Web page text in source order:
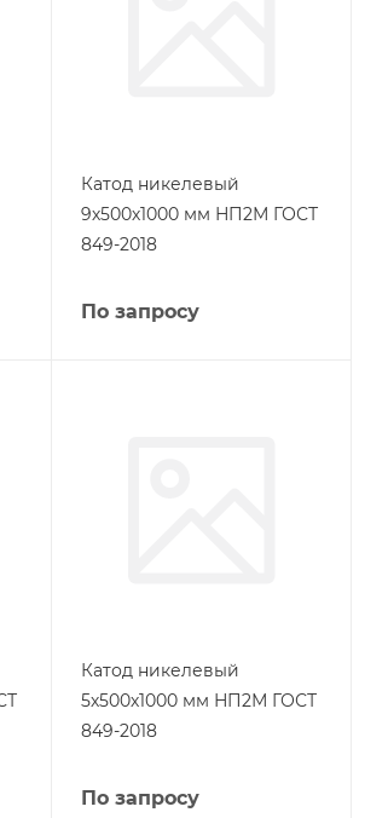
Катод никелевый
9х500х1000 мм НП2М ГОСТ
849-2018
По запросу
Катод никелевый
5х500х1000 мм НП2М ГОСТ
849-2018
По запросу